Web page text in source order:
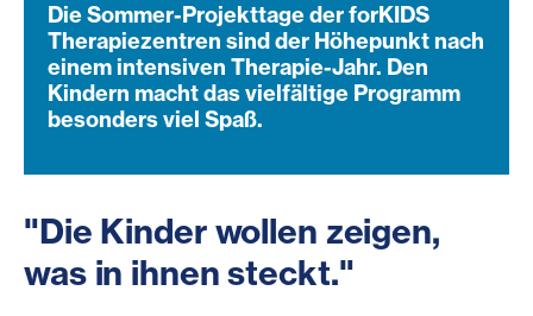
Die Sommer-Projekttage der forKIDS
Therapiezentren sind der Höhepunkt nach
einem intensiven Therapie-Jahr. Den
Kindern macht das vielfältige Programm
besonders viel Spaß.
"Die Kinder wollen zeigen,
was in ihnen steckt."